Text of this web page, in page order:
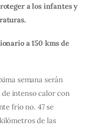
a los infantes y
a 150 kms de
semana serán
intenso calor con
frío no. 47 se
de las